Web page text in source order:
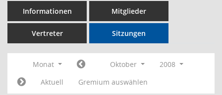
Informationen Mitglieder
Vertreter Sitzungen
Monat Oktober
2008
Aktuell
Gremium auswählen